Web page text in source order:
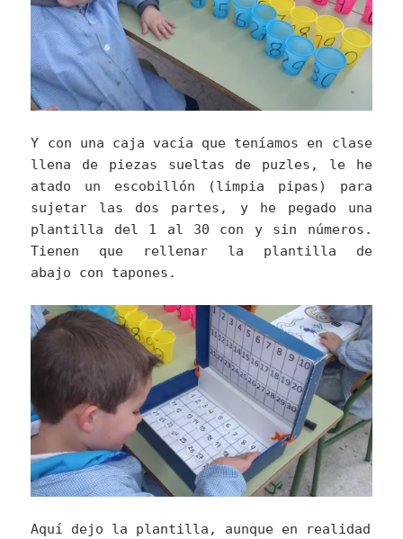
Y con una caja vacía que teníamos en clase
llena de piezas sueltas de puzles, le he
atado un escobillón (limpia pipas) para
sujetar las dos partes, y he pegado una
plantilla del 1 al 30 con y sin números.
Tienen que rellenar la plantilla de
abajo con tapones.
Aquí dejo la plantilla, aunque en realidad